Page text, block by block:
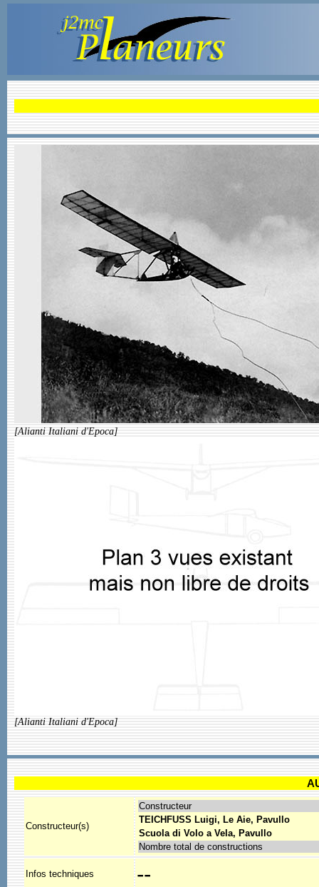
[Alianti Italiani d'Epoca]
[Alianti Italiani d'Epoca]
Constructeur(s)
Constructeur
TEICHFUSS Luigi, Le Aie, Pavullo
Scuola di Volo a Vela, Pavullo
Nombre total de constructions
Infos techniques --